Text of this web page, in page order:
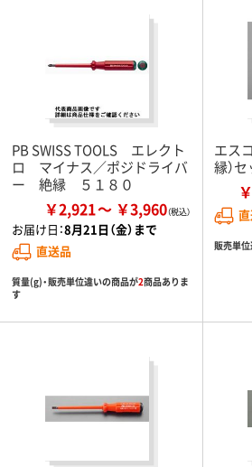
PB SWISS TOOLS エレクト
ロ マイナス／ポジドライバ
ー 絶縁 ５１８０
￥2,921 ￥3,960
お届け日：8月21日（金）まで
直送品
質量(g)・販売単位違いの商品が2商品ありま
す
エス
縁）
販売単